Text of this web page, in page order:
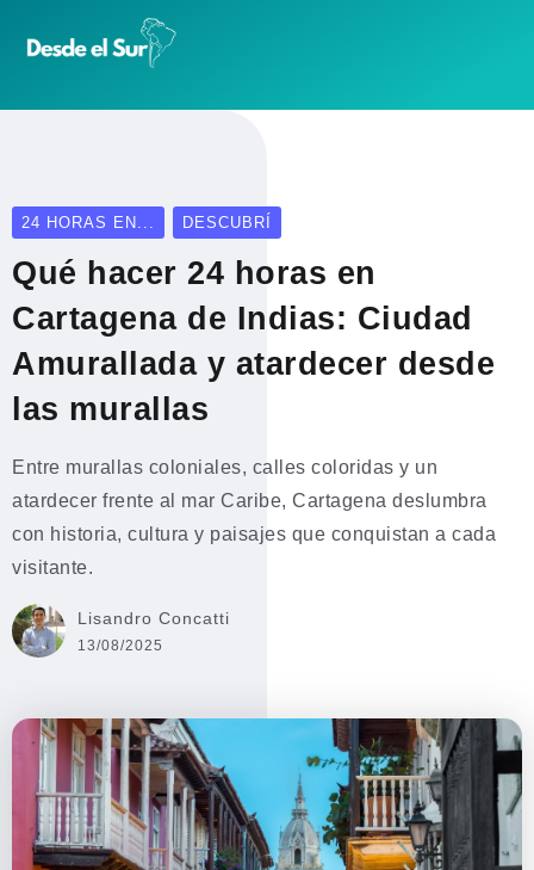
24 HORAS EN... DESCUBRÍ
Qué hacer 24 horas en
Cartagena de Indias: Ciudad
Amurallada y atardecer desde
las murallas
Entre murallas coloniales, calles coloridas y un
atardecer frente al mar Caribe, Cartagena deslumbra
con historia, cultura y paisajes que conquistan a cada
visitante.
Lisandro Concatti
13/08/2025